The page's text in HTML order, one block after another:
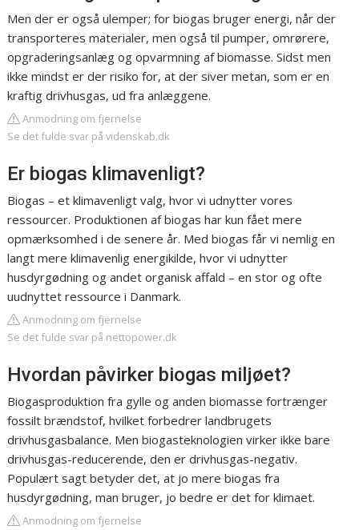
Men der er også ulemper; for biogas bruger energi, når der
transporteres materialer, men også til pumper, omrørere,
opgraderingsanlæg og opvarmning af biomasse. Sidst men
ikke mindst er der risiko for, at der siver metan, som er en
kraftig drivhusgas, ud fra anlæggene.
Anmodning om fjernelse
Se det fulde svar på videnskab.dk
Er biogas klimavenligt?
Biogas – et klimavenligt valg, hvor vi udnytter vores
ressourcer. Produktionen af biogas har kun fået mere
opmærksomhed i de senere år. Med biogas får vi nemlig en
langt mere klimavenlig energikilde, hvor vi udnytter
husdyrgødning og andet organisk affald – en stor og ofte
uudnyttet ressource i Danmark.
Anmodning om fjernelse
Se det fulde svar på nettopower.dk
Hvordan påvirker biogas miljøet?
Biogasproduktion fra gylle og anden biomasse fortrænger
fossilt brændstof, hvilket forbedrer landbrugets
drivhusgasbalance. Men biogasteknologien virker ikke bare
drivhusgas-reducerende, den er drivhusgas-negativ.
Populært sagt betyder det, at jo mere biogas fra
husdyrgødning, man bruger, jo bedre er det for klimaet.
Anmodning om fjernelse